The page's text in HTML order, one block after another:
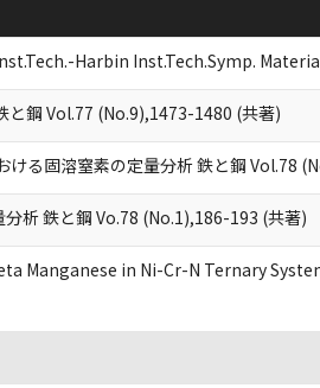
Harbin Inst.Tech.Symp.
鋼 Vol.77 (No.9),1473-1480 (共著)
る固溶窒素の定量分析 鉄と鋼 Vol.78
析 鉄と鋼 Vo.78 (No.1),186-193 (共著)
Manganese in Ni-Cr-N Ternary